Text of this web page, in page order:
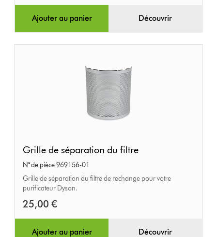
Ajouter au panier Découvrir
de
séparation
du
filtre
Grille de séparation du filtre
N° de pièce 969156-01
Grille de séparation du filtre de rechange pour votre
purificateur Dyson.
25,00 €
Ajouter au panier Découvrir